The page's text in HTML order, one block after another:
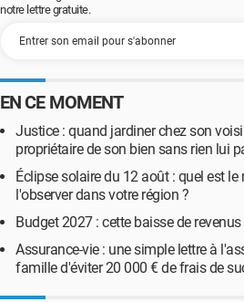
notre lettre gratuite.
EN CE MOMENT
Justice : quand jardiner chez son
propriétaire de son bien sans rien lui
Éclipse solaire du 12 août : quel est
l'observer dans votre région ?
Budget 2027 : cette baisse de
Assurance-vie : une simple lettre à
famille d'éviter 20 000 € de frais de